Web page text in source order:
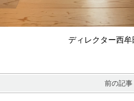
ディレクター西牟
前の記事